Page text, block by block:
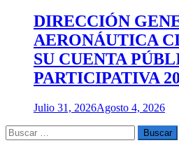
DIRECCIÓN
AERONÁUTICA
SU CUENTA
PARTICIPATIVA
Julio 31, 2026Agosto 4, 2026
Buscar